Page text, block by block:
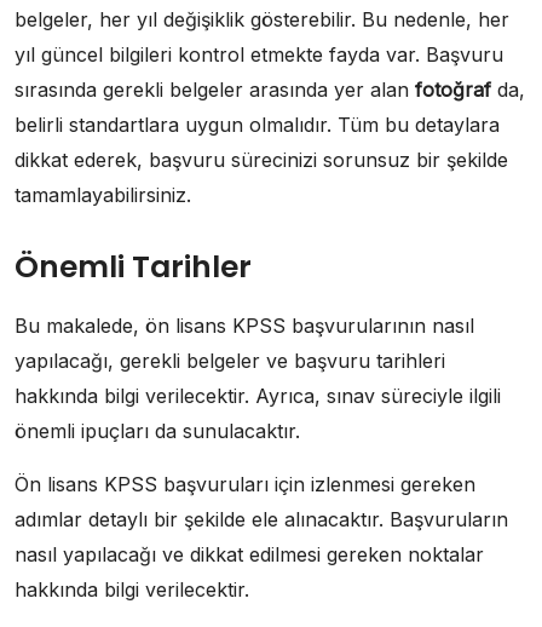
belgeler, her yıl değişiklik gösterebilir. Bu nedenle, her
yıl güncel bilgileri kontrol etmekte fayda var. Başvuru
sırasında gerekli belgeler arasında yer alan fotoğraf da,
belirli standartlara uygun olmalıdır. Tüm bu detaylara
dikkat ederek, başvuru sürecinizi sorunsuz bir şekilde
tamamlayabilirsiniz.
Önemli Tarihler
Bu makalede, ön lisans KPSS başvurularının nasıl
yapılacağı, gerekli belgeler ve başvuru tarihleri
hakkında bilgi verilecektir. Ayrıca, sınav süreciyle ilgili
önemli ipuçları da sunulacaktır.
Ön lisans KPSS başvuruları için izlenmesi gereken
adımlar detaylı bir şekilde ele alınacaktır. Başvuruların
nasıl yapılacağı ve dikkat edilmesi gereken noktalar
hakkında bilgi verilecektir.